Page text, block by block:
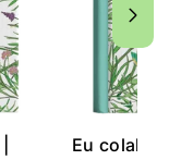
Eu